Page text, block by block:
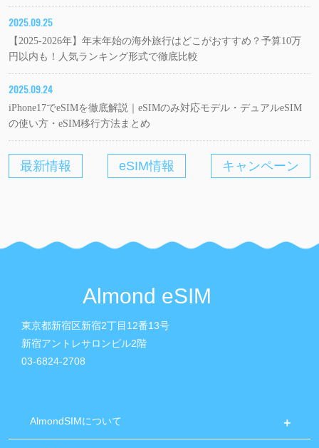
2025.09.25
【2025-2026年】年末年始の海外旅行はどこがおすすめ？予算10万
円以内も！人気ランキング形式で徹底比較
2025.09.24
iPhone17でeSIMを徹底解説｜eSIMのみ対応モデル・デュアルeSIM
の使い方・eSIM移行方法まとめ
最新情報 eSIM情報 キャンペーン
Almond eSIM
東京都新宿区新宿2丁目12番13号
新宿アントレサロンビル2階
03-6824-2708
AlmondSIMについて